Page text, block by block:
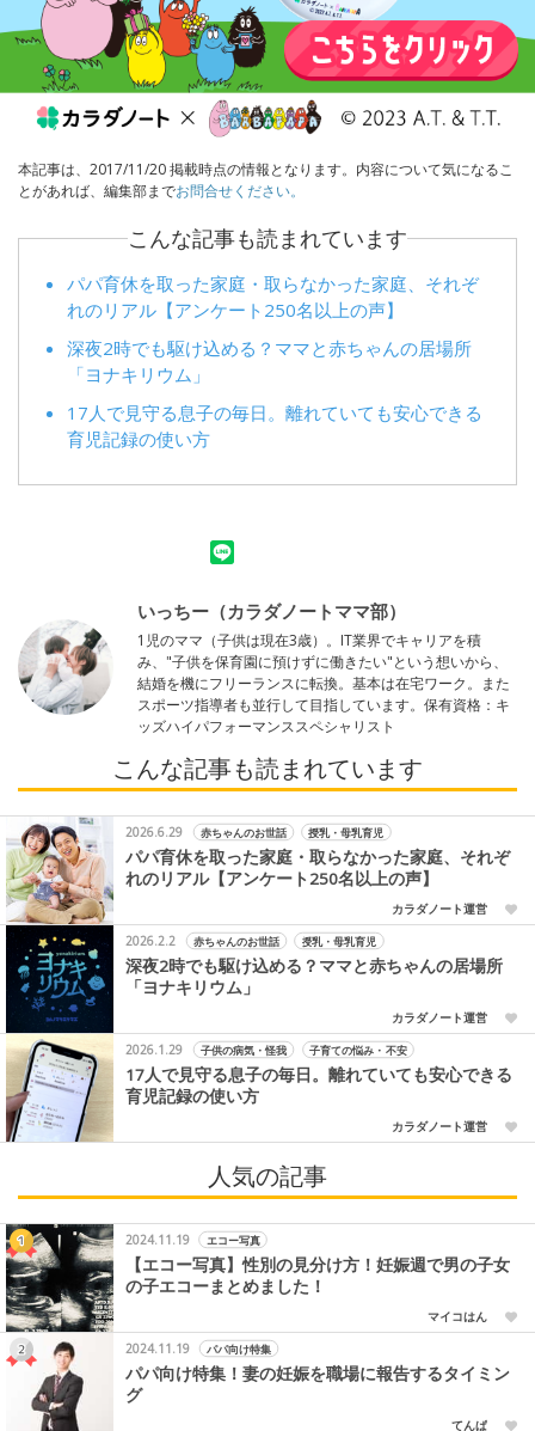
本記事は、2017/11/20 掲載時点の情報となります。内容について気になるこ
とがあれば、編集部までお問合せください。
こんな記事も読まれています
パパ育休を取った家庭・取らなかった家庭、それぞ
れのリアル【アンケート250名以上の声】
深夜2時でも駆け込める？ママと赤ちゃんの居場所
「ヨナキリウム」
17人で見守る息子の毎日。離れていても安心できる
育児記録の使い方
いっちー（カラダノートママ部）
1児のママ（子供は現在3歳）。IT業界でキャリアを積
み、"子供を保育園に預けずに働きたい"という想いから、
結婚を機にフリーランスに転換。基本は在宅ワーク。また
スポーツ指導者も並行して目指しています。保有資格：キ
ッズハイパフォーマンススペシャリスト
こんな記事も読まれています
2026.6.29 赤ちゃんのお世話 授乳・母乳育児
パパ育休を取った家庭・取らなかった家庭、それぞ
れのリアル【アンケート250名以上の声】
カラダノート運営
2026.2.2
赤ちゃんのお世話 授乳・母乳育児
深夜2時でも駆け込める？ママと赤ちゃんの居場所
「ヨナキリウム」
カラダノート運営
2026.1.29
子供の病気・怪我 子育ての悩み・不安
17人で見守る息子の毎日。離れていても安心できる
育児記録の使い方
カラダノート運営
人気の記事
2024.11.19 エコー写真
【エコー写真】性別の見分け方！妊娠週で男の子女
の子エコーまとめました！
マイコはん
2024.11.19
パパ向け特集
パパ向け特集！妻の妊娠を職場に報告するタイミン
グ
てんぱ